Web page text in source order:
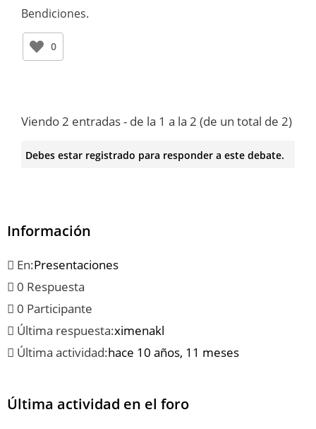
Bendiciones.
0
Viendo 2 entradas - de la 1 a la 2 (de un total de 2)
Debes estar registrado para responder a este debate.
Información
En:Presentaciones
0 Respuesta
0 Participante
Última respuesta:ximenakl
Última actividad:hace 10 años, 11 meses
Última actividad en el foro